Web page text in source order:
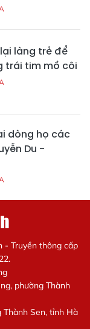
làng trẻ để
trái tim mồ côi
dòng họ các
Du -
- Truyền thông cấp
phường Thành
Thành Sen, tỉnh Hà